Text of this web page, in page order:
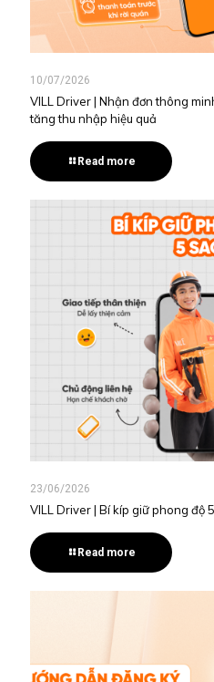
10/07/2026
VILL Driver | Nhận đơn thông
tăng thu nhập hiệu quả
Read more
23/06/2026
VILL Driver | Bí kíp giữ phong độ
Read more